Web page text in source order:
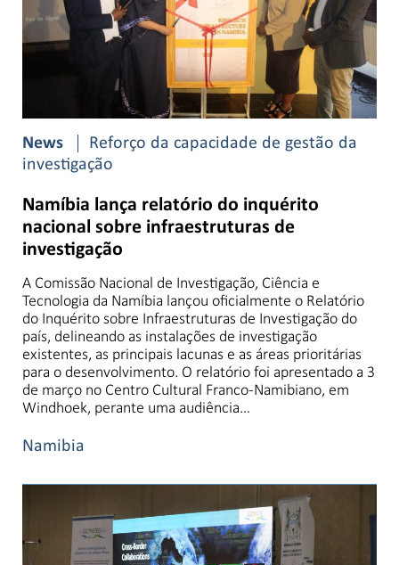
News
Reforço da capacidade de gestão da
investigação
Namíbia lança relatório do inquérito
nacional sobre infraestruturas de
investigação
A Comissão Nacional de Investigação, Ciência e
Tecnologia da Namíbia lançou oficialmente o Relatório
do Inquérito sobre Infraestruturas de Investigação do
país, delineando as instalações de investigação
existentes, as principais lacunas e as áreas prioritárias
para o desenvolvimento. O relatório foi apresentado a 3
de março no Centro Cultural Franco-Namibiano, em
Windhoek, perante uma audiência…
Namibia